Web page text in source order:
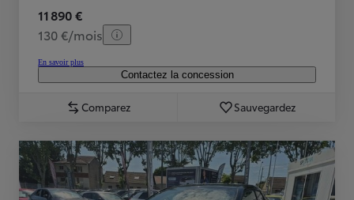
11 890 €
130 €/mois
En savoir plus
Contactez la concession
Comparez Sauvegardez